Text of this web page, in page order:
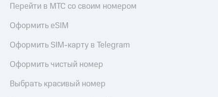
Перейти в МТС со своим номером
Оформить eSIM
Оформить SIM-карту в Telegram
Оформить чистый номер
Выбрать красивый номер